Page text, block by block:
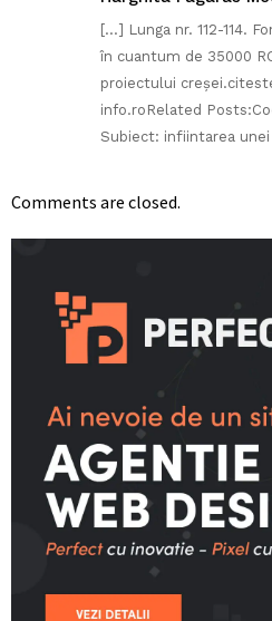
[…] Lunga nr. 112-114.
în cuantum de 35000
proiectului
info.roRelated
Subiect: infiintarea
Comments are closed.